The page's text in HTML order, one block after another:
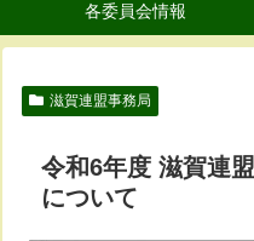
各委員会情報
滋賀連盟事務局
令和6年度 滋賀連
について